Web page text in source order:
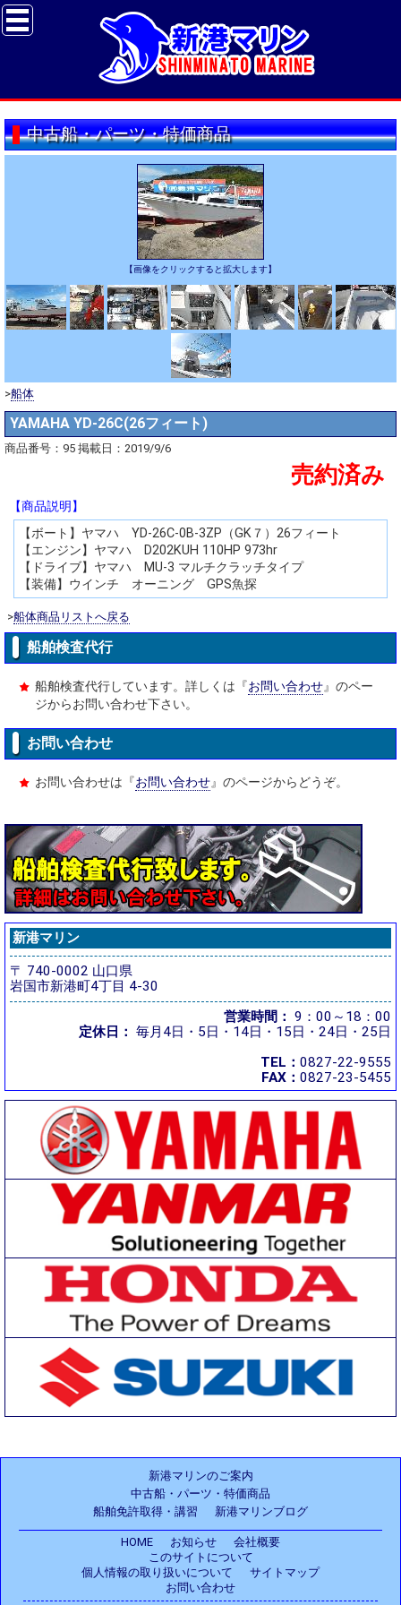
中古船・パーツ・特価商品
【画像をクリックすると拡大します】
>船体
YAMAHA YD-26C(26フィート)
商品番号：95 掲載日：2019/9/6
売約済み
【商品説明】
【ボート】ヤマハ YD-26C-0B-3ZP（GK７）26フィート
【エンジン】ヤマハ D202KUH 110HP 973hr
【ドライブ】ヤマハ MU-3 マルチクラッチタイプ
【装備】ウインチ オーニング GPS魚探
>船体商品リストへ戻る
船舶検査代行
船舶検査代行しています。詳しくは『お問い合わせ』のペー
ジからお問い合わせ下さい。
お問い合わせ
お問い合わせは『お問い合わせ』のページからどうぞ。
新港マリン
〒 740-0002 山口県
岩国市新港町4丁目 4-30
営業時間： 9：00～18：00
定休日： 毎月4日・5日・14日・15日・24日・25日
TEL： 0827-22-9555
FAX： 0827-23-5455
新港マリンのご案内
中古船・パーツ・特価商品
船舶免許取得・講習
新港マリンブログ
HOME お知らせ
会社概要
このサイトについて
個人情報の取り扱いについて
サイトマップ
お問い合わせ